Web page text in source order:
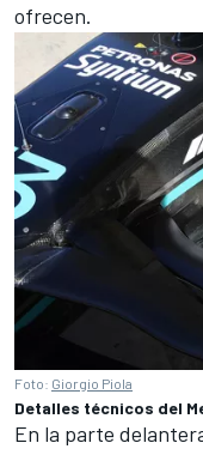
ofrecen.
Foto: Giorgio Piola
Detalles técnicos del
En la parte